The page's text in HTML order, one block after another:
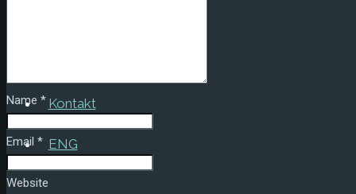
Kontakt
ENG
Name *
Email *
Website